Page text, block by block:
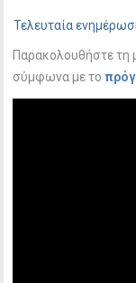
Τελευταία
Παρακολουθήστε τη
σύμφωνα με το